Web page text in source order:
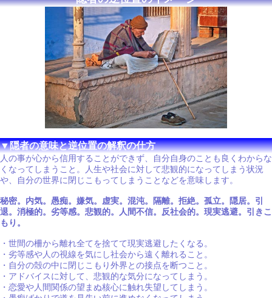
▼隠者の意味と逆位置の解釈の仕方
人の事が心から信用することができず、自分自身のことも良くわからな
くなってしまうこと。人生や社会に対して悲観的になってしまう状況
や、自分の世界に閉じこもってしまうことなどを意味します。
秘密。内気。愚痴。嫌気。虚実。混沌。隔離。拒絶。孤立。隠居。引
退。消極的。劣等感。悲観的。人間不信。反社会的。現実逃避。引きこ
もり。
・世間の柵から離れ全てを捨てて現実逃避したくなる。
・劣等感や人の視線を気にし社会から遠く離れること。
・自分の殻の中に閉じこもり外界との接点を断つこと。
・アドバイスに対して、悲観的な気分になってしまう。
・恋愛や人間関係の望まぬ核心に触れ失望してしまう。